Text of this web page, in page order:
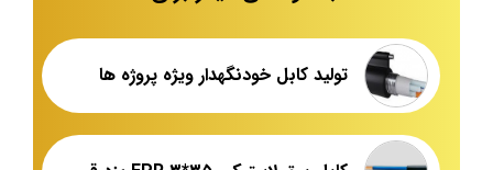
تولید کابل خودنگهدار ویژه پروژه ها